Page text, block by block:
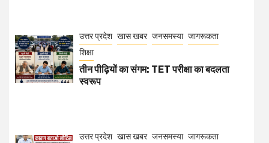
उत्तर प्रदेश खास खबर जनसमस्या जागरूकता
शिक्षा
तीन पीढ़ियों का संगम: TET परीक्षा का बदलता
स्वरूप
उत्तर प्रदेश खास खबर जनसमस्या जागरूकता